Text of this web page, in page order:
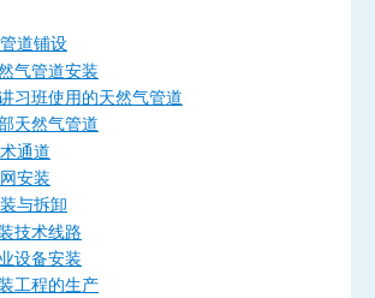
道铺设
气管道安装
习班使用的天然气管道
天然气管道
通道
安装
与拆卸
技术线路
设备安装
工程的生产